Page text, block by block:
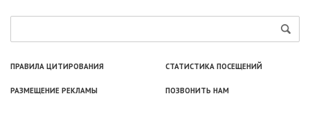
ПРАВИЛА ЦИТИРОВАНИЯ СТАТИСТИКА ПОСЕЩЕНИЙ
РАЗМЕЩЕНИЕ РЕКЛАМЫ ПОЗВОНИТЬ НАМ